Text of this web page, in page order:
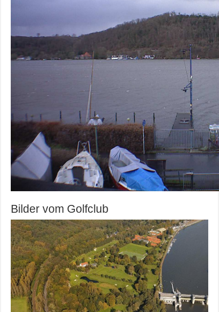
Bilder vom Golfclub